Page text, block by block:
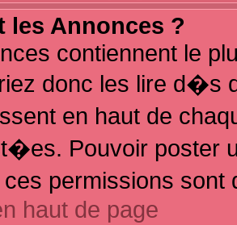
les Annonces ?
contiennent le
donc les lire d�s
en haut de
Pouvoir poster
ces permissions
haut de page